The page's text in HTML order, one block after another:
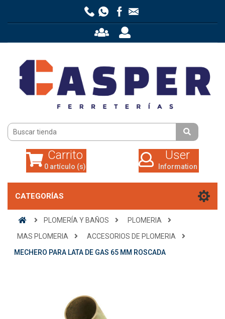
0 artículo (s)
Carrito
0 artículo (s)
User
Information
CATEGORÍAS
PLOMERÍA Y BAÑOS
PLOMERIA
MAS PLOMERIA
ACCESORIOS DE PLOMERIA
MECHERO PARA LATA DE GAS 65 MM ROSCADA